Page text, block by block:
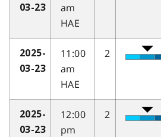
03-23
am
HAE
2025-
03-23
11:00
am
HAE
2
2025-
03-23
12:00
pm
2